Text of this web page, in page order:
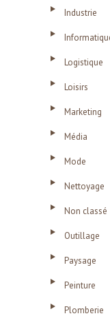
Industrie
Logistique
Loisirs
Marketing
Média
Mode
Nettoyage
Non classé
Outillage
Paysage
Peinture
Plomberie